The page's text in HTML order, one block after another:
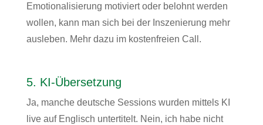
Emotionalisierung motiviert oder belohnt werden
wollen, kann man sich bei der Inszenierung mehr
ausleben. Mehr dazu im kostenfreien Call.
5. KI-Übersetzung
Ja, manche deutsche Sessions wurden mittels KI
live auf Englisch untertitelt. Nein, ich habe nicht